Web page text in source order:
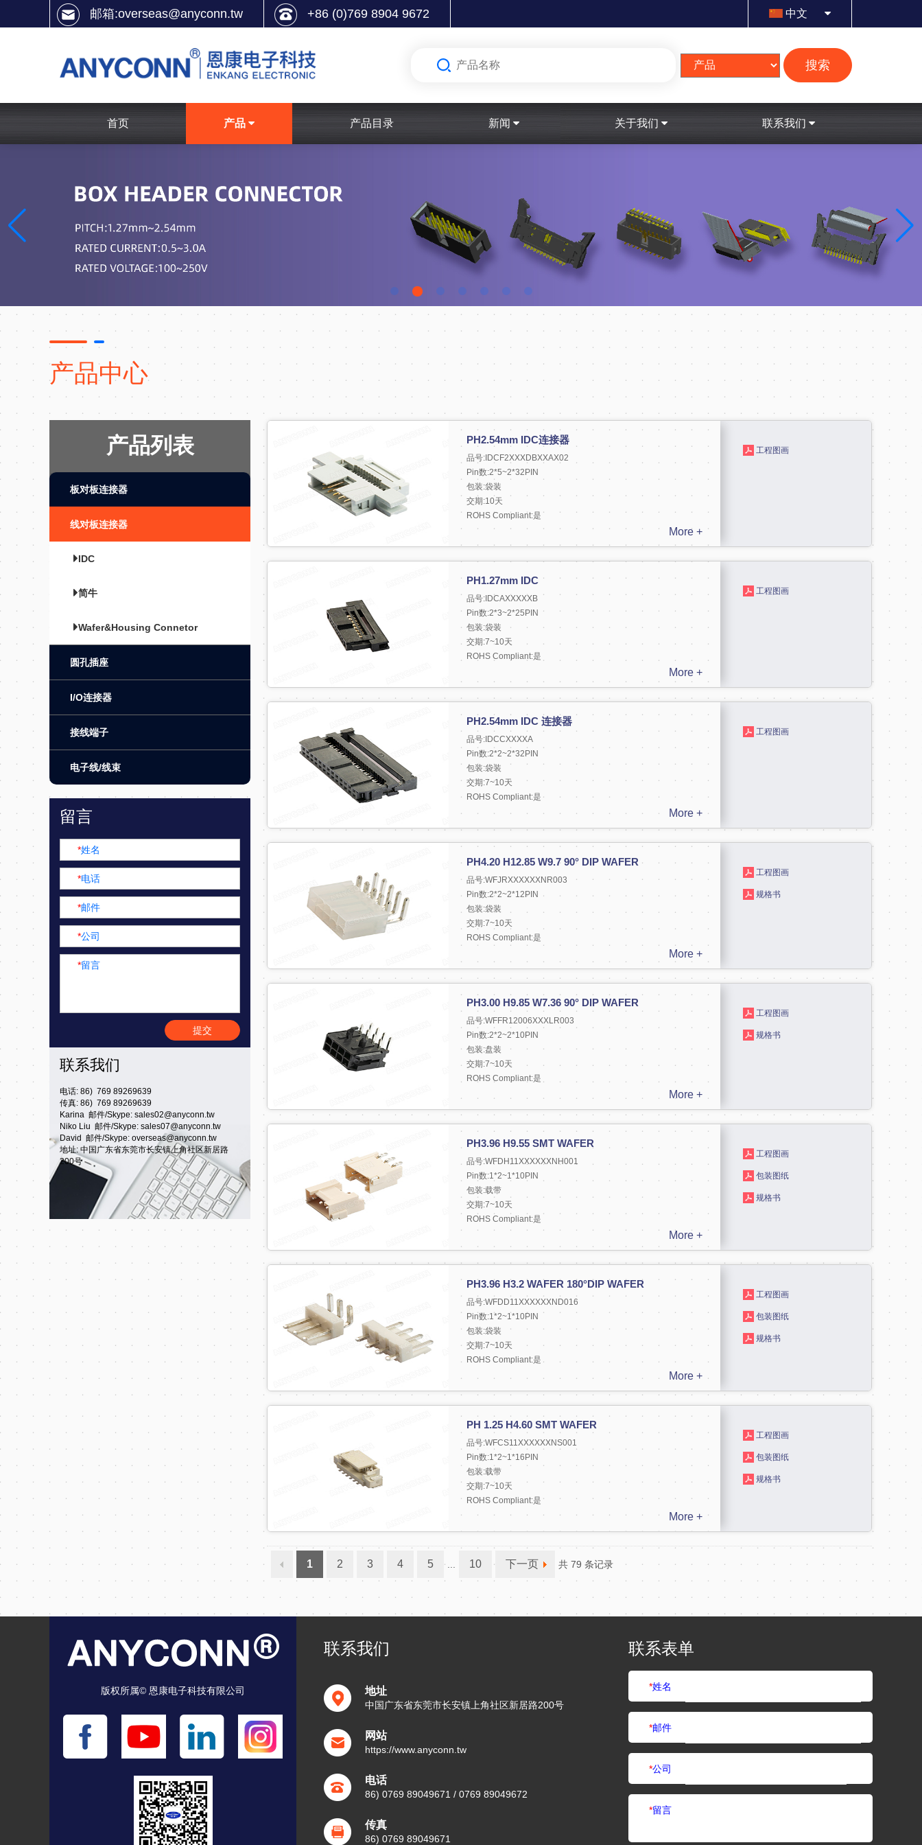
邮箱:overseas@anyconn.tw +86 (0)769 8904 9672 中文
搜索
首页 产品 产品目录 新闻 关于我们 联系我们
产品中心
产品列表
板对板连接器
线对板连接器
IDC
简牛
Wafer&Housing Connetor
圆孔插座
I/O连接器
接线端子
电子线/线束
留言
*姓名
*电话
*邮件
*公司
*留言
提交
联系我们
电话: 86) 769 89269639
传真: 86) 769 89269639
Karina 邮件/Skype: sales02@anyconn.tw
Niko Liu 邮件/Skype: sales07@anyconn.tw
David 邮件/Skype: overseas@anyconn.tw
地址: 中国广东省东莞市长安镇上角社区新居路
200号
PH2.54mm IDC连接器
品号:IDCF2XXXDBXXAX02
Pin数:2*5~2*32PIN
包装:袋装
交期:10天
ROHS Compliant:是
More +
工程图画
PH1.27mm IDC
品号:IDCAXXXXXB
Pin数:2*3~2*25PIN
包装:袋装
交期:7~10天
ROHS Compliant:是
More +
工程图画
PH2.54mm IDC 连接器
品号:IDCCXXXXA
Pin数:2*2~2*32PIN
包装:袋装
交期:7~10天
ROHS Compliant:是
More +
工程图画
PH4.20 H12.85 W9.7 90° DIP WAFER
品号:WFJRXXXXXXNR003
Pin数:2*2~2*12PIN
包装:袋装
交期:7~10天
ROHS Compliant:是
More +
工程图画
规格书
PH3.00 H9.85 W7.36 90° DIP WAFER
品号:WFFR12006XXXLR003
Pin数:2*2~2*10PIN
包装:盘装
交期:7~10天
ROHS Compliant:是
More +
工程图画
规格书
PH3.96 H9.55 SMT WAFER
品号:WFDH11XXXXXXNH001
Pin数:1*2~1*10PIN
包装:载带
交期:7~10天
ROHS Compliant:是
More +
工程图画
包装图纸
规格书
PH3.96 H3.2 WAFER 180°DIP WAFER
品号:WFDD11XXXXXXND016
Pin数:1*2~1*10PIN
包装:袋装
交期:7~10天
ROHS Compliant:是
More +
工程图画
包装图纸
规格书
PH 1.25 H4.60 SMT WAFER
品号:WFCS11XXXXXXNS001
Pin数:1*2~1*16PIN
包装:载带
交期:7~10天
ROHS Compliant:是
More +
工程图画
包装图纸
规格书
1 2 3 4 5 ... 10 下一页 共 79 条记录
版权所属© 恩康电子科技有限公司
联系我们
地址
中国广东省东莞市长安镇上角社区新居路200号
网站
https://www.anyconn.tw
电话
86) 0769 89049671 / 0769 89049672
传真
86) 0769 89049671
联系表单
*姓名
*邮件
*公司
*留言